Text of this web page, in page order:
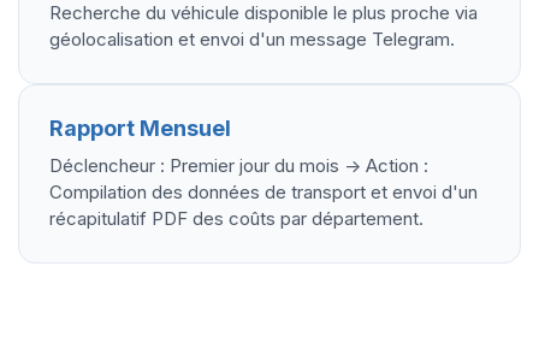
Recherche du véhicule disponible le plus proche via
géolocalisation et envoi d'un message Telegram.
Rapport Mensuel
Déclencheur : Premier jour du mois -> Action :
Compilation des données de transport et envoi d'un
récapitulatif PDF des coûts par département.